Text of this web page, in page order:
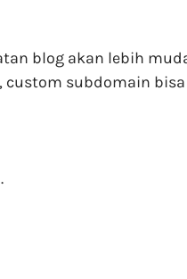
blog akan lebih
custom subdomain